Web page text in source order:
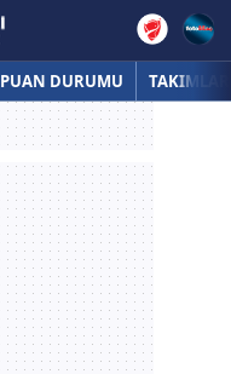
PUAN DURUMU TAKIMLAR